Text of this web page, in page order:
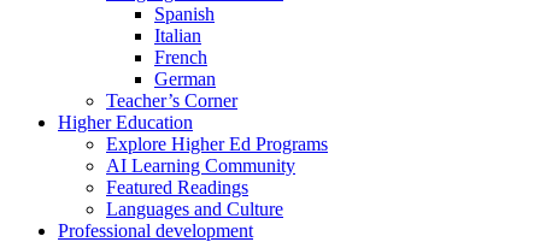
Spanish
Italian
French
German
Teacher’s Corner
Higher Education
Explore Higher Ed Programs
AI Learning Community
Featured Readings
Languages and Culture
Professional development